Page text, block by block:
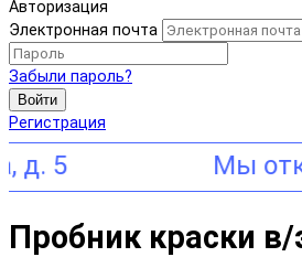
Авторизация
Электронная почта
Забыли пароль?
Войти
Регистрация
Пробник краски